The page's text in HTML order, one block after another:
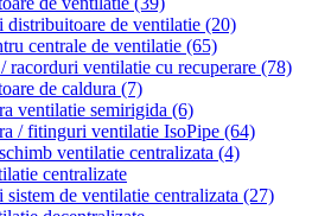
distribuitoare de ventilatie (20)
centrale de ventilatie (65)
racorduri ventilatie cu recuperare (78)
de caldura (7)
ventilatie semirigida (6)
/ fitinguri ventilatie IsoPipe (64)
ventilatie centralizata (4)
centralizate
sistem de ventilatie centralizata (27)